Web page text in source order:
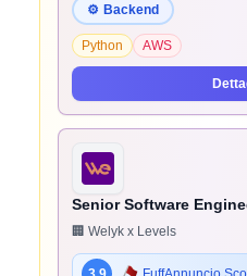
⚙️ Backend
Python AWS
Senior Software
🏢 Welyk x Levels